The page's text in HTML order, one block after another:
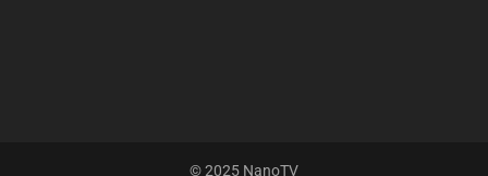
© 2025 NanoTV